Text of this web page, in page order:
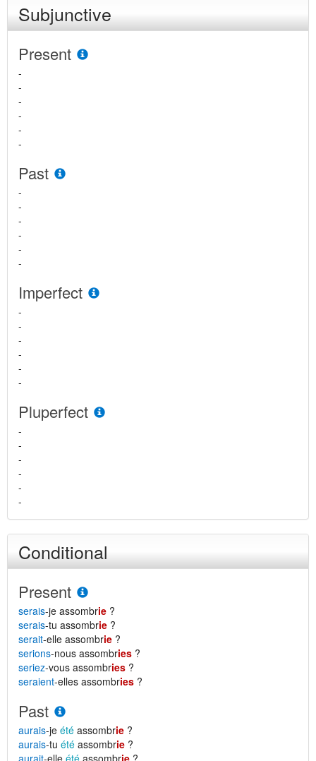
Subjunctive
Present
-
-
-
-
-
-
Past
-
-
-
-
-
-
Imperfect
-
-
-
-
-
-
Pluperfect
-
-
-
-
-
-
Conditional
Present
serais-je assombrie ?
serais-tu assombrie ?
serait-elle assombrie ?
serions-nous assombries ?
seriez-vous assombries ?
seraient-elles assombries ?
Past
aurais-je été assombrie ?
aurais-tu été assombrie ?
aurait-elle été assombrie ?